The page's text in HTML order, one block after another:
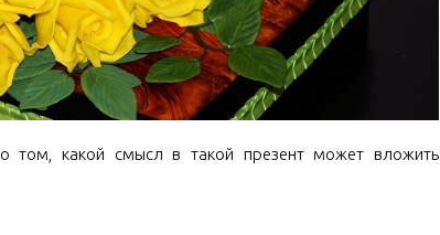
том, какой смысл в такой презент может вложить